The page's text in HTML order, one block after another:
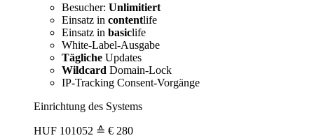
Besucher: Unlimitiert
Einsatz in contentlife
Einsatz in basiclife
White-Label-Ausgabe
Tägliche Updates
Wildcard Domain-Lock
IP-Tracking Consent-Vorgänge
Einrichtung des Systems
HUF 101052 ≙ € 280